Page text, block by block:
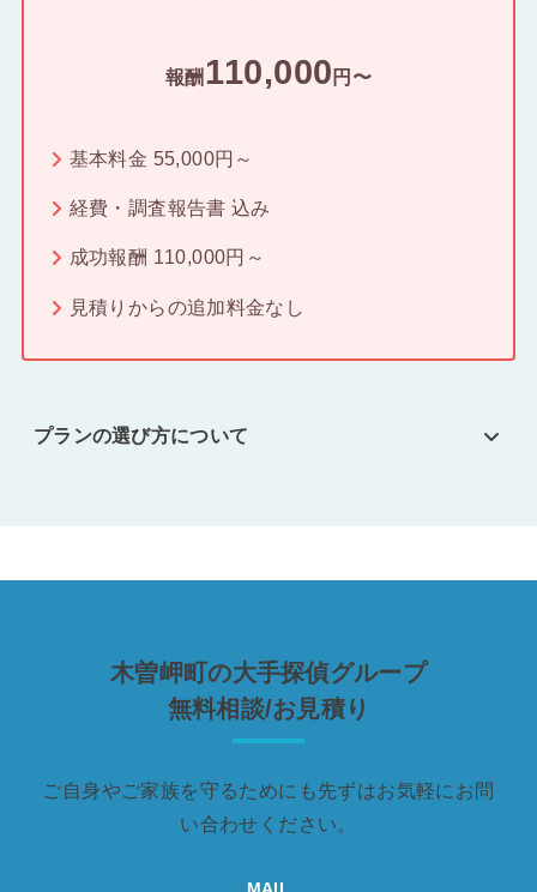
報酬 110,000 円〜
基本料金 55,000円～
経費・調査報告書 込み
成功報酬 110,000円～
見積りからの追加料金なし
プランの選び方について
木曽岬町の大手探偵グループ
無料相談/お見積り
ご自身やご家族を守るためにも先ずはお気軽にお問
い合わせください。